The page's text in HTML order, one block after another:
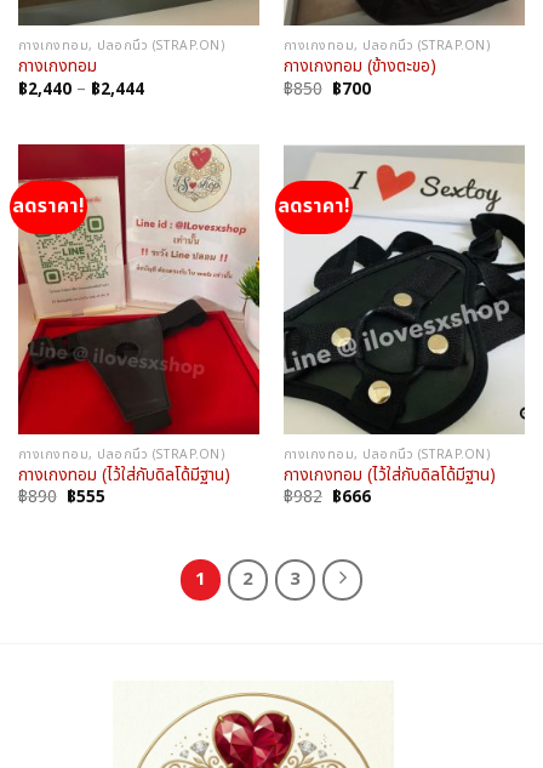
กางเกงทอม, ปลอกนิ้ว (STRAP.ON)
กางเกงทอม
฿2,440 – ฿2,444Price
฿2,444
กางเกงทอม, ปลอกนิ้ว (STRAP.ON)
กางเกงทอม (ข้างตะขอ)
฿850 Original
price
฿700Current
ลดราคา!
กางเกงทอม, ปลอกนิ้ว (STRAP.ON)
กางเกงทอม (ไว้ใส่กับดิลโด้มีฐาน)
฿890 Original
฿555Current
ลดราคา!
กางเกงทอม, ปลอกนิ้ว (STRAP.ON)
กางเกงทอม (ไว้ใส่กับดิลโด้มีฐาน)
฿982 Original
฿666Current
1 2 3